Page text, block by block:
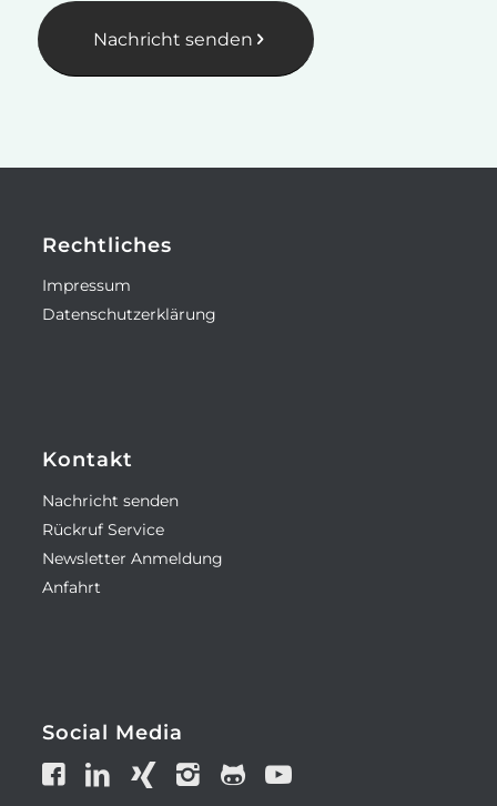
Nachricht senden
Rechtliches
Impressum
Datenschutzerklärung
Kontakt
Nachricht senden
Rückruf Service
Newsletter Anmeldung
Anfahrt
Social Media